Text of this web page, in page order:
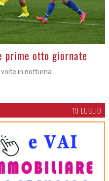
prime otto giornate
in notturna
19 LUGLIO